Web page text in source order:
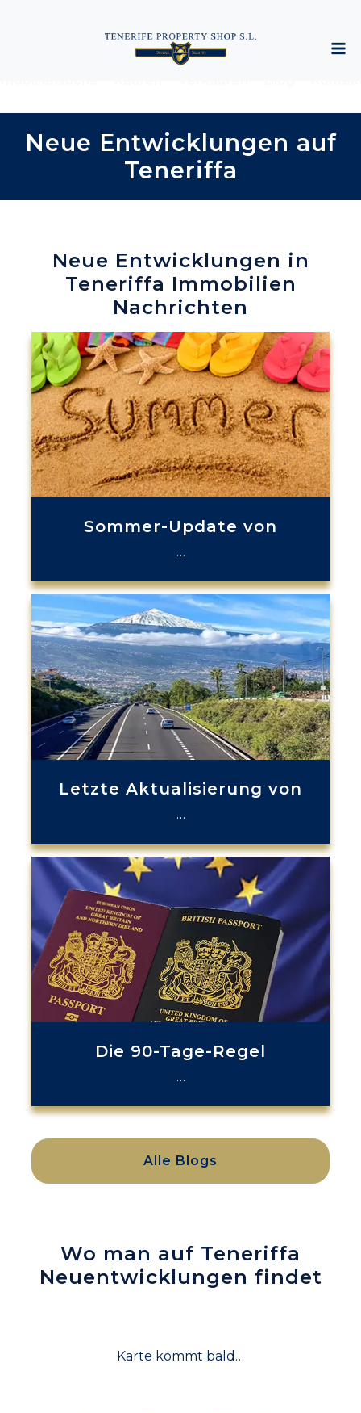
Neue Entwicklungen auf
Teneriffa
Neue Entwicklungen in
Teneriffa Immobilien
Nachrichten
Sommer-Update von
…
Letzte Aktualisierung von
…
Die 90-Tage-Regel
…
Alle Blogs
Wo man auf Teneriffa
Neuentwicklungen findet
Karte kommt bald…